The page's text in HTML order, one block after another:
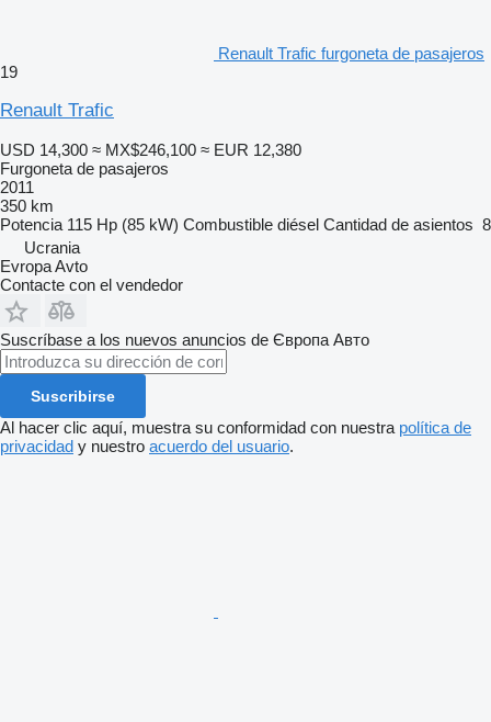
Renault Trafic furgoneta de pasajeros
19
Renault Trafic
USD 14,300 ≈ MX$246,100 ≈ EUR 12,380
Furgoneta de pasajeros
2011
350 km
Potencia 115 Hp (85 kW) Combustible diésel Cantidad de asientos 8
Ucrania
Evropa Avto
Contacte con el vendedor
Suscríbase a los nuevos anuncios de Європа Авто
Suscribirse
Al hacer clic aquí, muestra su conformidad con nuestra política de
privacidad y nuestro acuerdo del usuario.